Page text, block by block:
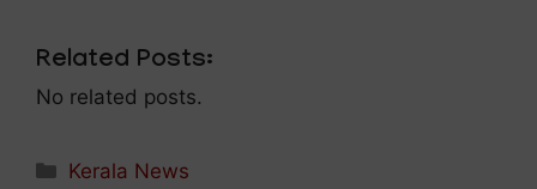
Related Posts:
No related posts.
Categories
Kerala News